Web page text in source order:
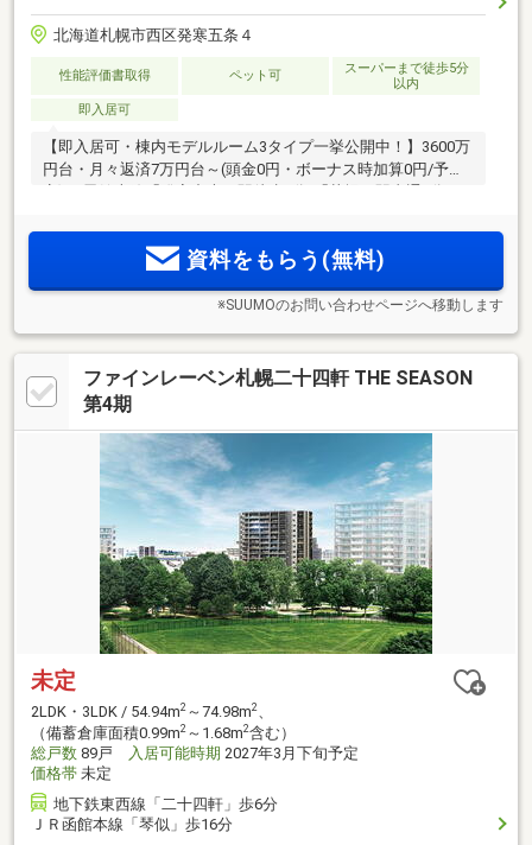
北海道札幌市西区発寒五条４
性能評価書取得 ペット可
スーパーまで徒歩5分
以内
即入居可
【即入居可・棟内モデルルーム3タイプ一挙公開中！】3600万
円台・月々返済7万円台～(頭金0円・ボーナス時加算0円/予
13分。都心や新千歳空港への好アクセスの14階建91邸、2LDK
台～86m2台で誕生
資料をもらう(無料)
※SUUMOのお問い合わせページへ移動します
ファインレーベン札幌二十四軒 THE SEASON
第4期
未定
2LDK・3LDK / 54.94m2 ～74.98m2
（備蓄倉庫面積0.99m2 ～1.68m2含む）
総戸数 89戸 入居可能時期 2027年3月下旬予定
価格帯 未定
地下鉄東西線「二十四軒」歩6分
ＪＲ函館本線「琴似」歩16分